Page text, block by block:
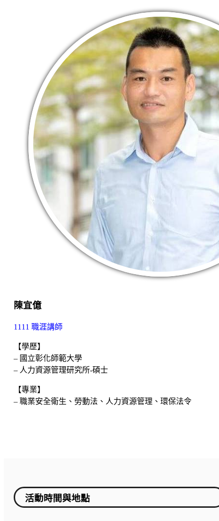
陳宜億
1111 職涯講師
【學歷】
– 國立彰化師範大學
– 人力資源管理研究所-碩士
【專業】
– 職業安全衛生、勞動法、人力資源管理、環保法令
活動時間與地點